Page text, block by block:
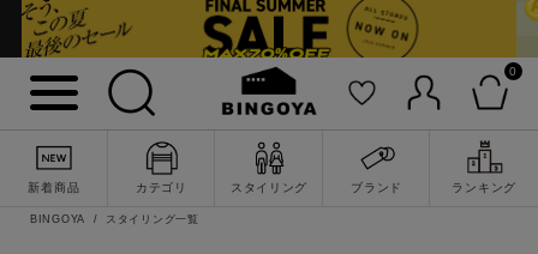
0
新着商品 カテゴリ スタイリング ブランド ランキング
BINGOYA スタイリング一覧